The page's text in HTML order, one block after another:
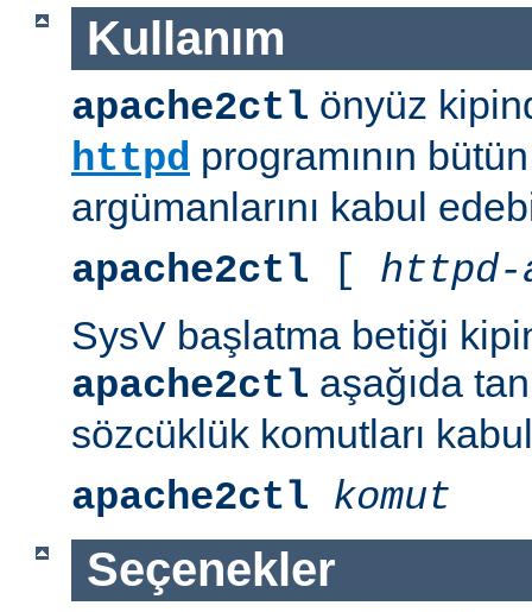
Kullanım
apache2ctl önyüz
httpd programının
argümanlarını kabul
apache2ctl [ httpd-
SysV başlatma betiği
apache2ctl aşağıda
sözcüklük komutları
apache2ctl
komut
Seçenekler